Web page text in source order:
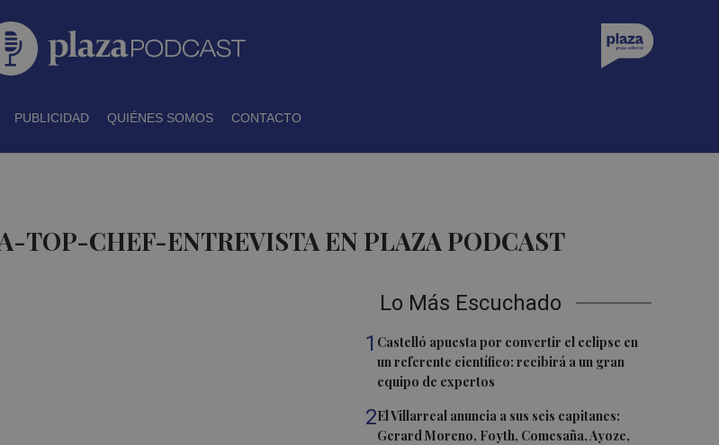
PUBLICIDAD QUIÉNES SOMOS CONTACTO
TOP-CHEF-ENTREVISTA EN PLAZA PODCAST
Lo Más Escuchado
1 Castelló apuesta por convertir el eclipse en
un referente científico: recibirá a un gran
equipo de expertos
2El Villarreal anuncia a sus seis capitanes:
Gerard Moreno, Foyth, Comesaña, Ayoze,